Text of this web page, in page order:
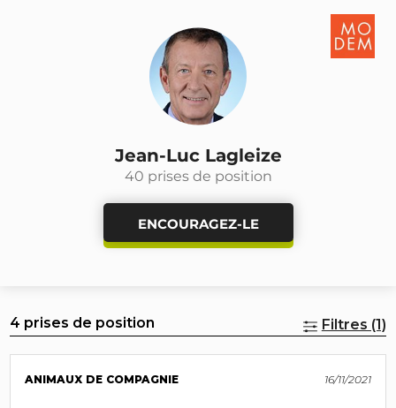
Jean-Luc Lagleize
40 prises de position
ENCOURAGEZ-LE
4 prises de position Filtres (1)
ANIMAUX DE COMPAGNIE 16/11/2021